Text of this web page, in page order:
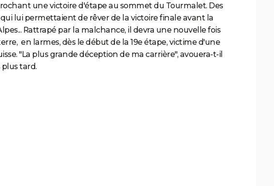
une victoire d'étape au sommet du Tourmalet. Des
lui permettaient de rêver de la victoire finale avant la
Rattrapé par la malchance, il devra une nouvelle fois
en larmes, dès le début de la 19e étape, victime d'une
"La plus grande déception de ma carrière", avouera-t-il
tard.